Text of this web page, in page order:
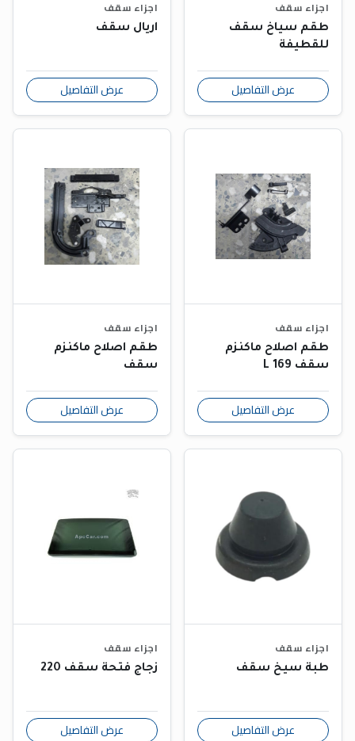
اجزاء سقف
طقم سياخ سقف
للقطيفة
عرض التفاصيل
اجزاء سقف
اريال سقف
عرض التفاصيل
اجزاء سقف
طقم اصلاح ماكنزم
سقف L 169
عرض التفاصيل
اجزاء سقف
طقم اصلاح ماكنزم
سقف
عرض التفاصيل
اجزاء سقف
طبة سيخ سقف
عرض التفاصيل
اجزاء سقف
زجاج فتحة سقف 220
عرض التفاصيل